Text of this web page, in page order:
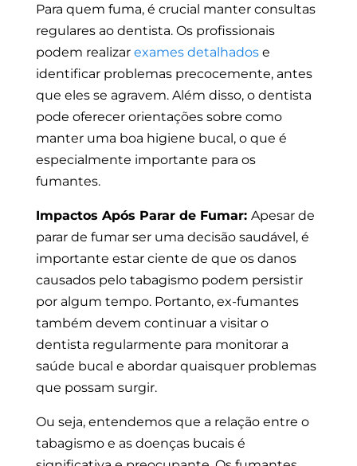
Para quem fuma, é crucial manter consultas
regulares ao dentista. Os profissionais
podem realizar exames detalhadose
identificar problemas precocemente, antes
que eles se agravem. Além disso, o dentista
pode oferecer orientações sobre como
manter uma boa higiene bucal, o que é
especialmente importante para os
fumantes.
Impactos Após Parar de Fumar: Apesar de
parar de fumar ser uma decisão saudável, é
importante estar ciente de que os danos
causados pelo tabagismo podem persistir
por algum tempo. Portanto, ex-fumantes
também devem continuar a visitar o
dentista regularmente para monitorar a
saúde bucal e abordar quaisquer problemas
que possam surgir.
Ou seja, entendemos que a relação entre o
tabagismo e as doenças bucais é